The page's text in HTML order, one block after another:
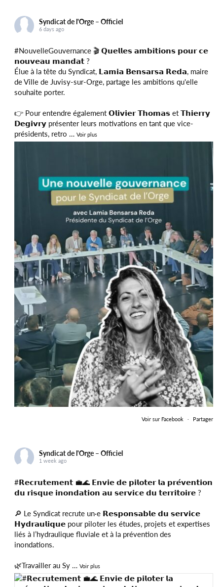
Syndicat de l'Orge – Officiel
6 days ago
#NouvelleGouvernance 🎬 𝗤𝘂𝗲𝗹𝗹𝗲𝘀 𝗮𝗺𝗯𝗶𝘁𝗶𝗼𝗻𝘀 𝗽𝗼𝘂𝗿 𝗰𝗲
𝗻𝗼𝘂𝘃𝗲𝗮𝘂 𝗺𝗮𝗻𝗱𝗮𝘁 ?
Élue à la tête du Syndicat, 𝗟𝗮𝗺𝗶𝗮 𝗕𝗲𝗻𝘀𝗮𝗿𝘀𝗮 𝗥𝗲𝗱𝗮, maire
deVille de Juvisy-sur-Orge, partage les ambitions qu'elle
souhaite porter.
👉 Pour entendre également 𝗢𝗹𝗶𝘃𝗶𝗲𝗿 𝗧𝗵𝗼𝗺𝗮𝘀 et 𝗧𝗵𝗶𝗲𝗿𝗿𝘆
𝗗𝗲𝗴𝗶𝘃𝗿𝘆 présenter leurs motivations en tant que vice-
présidents, retro …Voir plus
Voir sur Facebook · Partager
Syndicat de l'Orge – Officiel
1 week ago
#𝗥𝗲𝗰𝗿𝘂𝘁𝗲𝗺𝗲𝗻𝘁 💼🌊 𝗘𝗻𝘃𝗶𝗲 𝗱𝗲 𝗽𝗶𝗹𝗼𝘁𝗲𝗿 𝗹𝗮 𝗽𝗿𝗲́𝘃𝗲𝗻𝘁𝗶𝗼𝗻
𝗱𝘂 𝗿𝗶𝘀𝗾𝘂𝗲 𝗶𝗻𝗼𝗻𝗱𝗮𝘁𝗶𝗼𝗻 𝗮𝘂 𝘀𝗲𝗿𝘃𝗶𝗰𝗲 𝗱𝘂 𝘁𝗲𝗿𝗿𝗶𝘁𝗼𝗶𝗿𝗲 ?
🔎 Le Syndicat recrute un·e 𝗥𝗲𝘀𝗽𝗼𝗻𝘀𝗮𝗯𝗹𝗲 𝗱𝘂 𝘀𝗲𝗿𝘃𝗶𝗰𝗲
𝗛𝘆𝗱𝗿𝗮𝘂𝗹𝗶𝗾𝘂𝗲 pour piloter les études, projets et expertises
liés à l’hydraulique fluviale et à la prévention des
inondations.
🌿Travailler au Sy …Voir plus